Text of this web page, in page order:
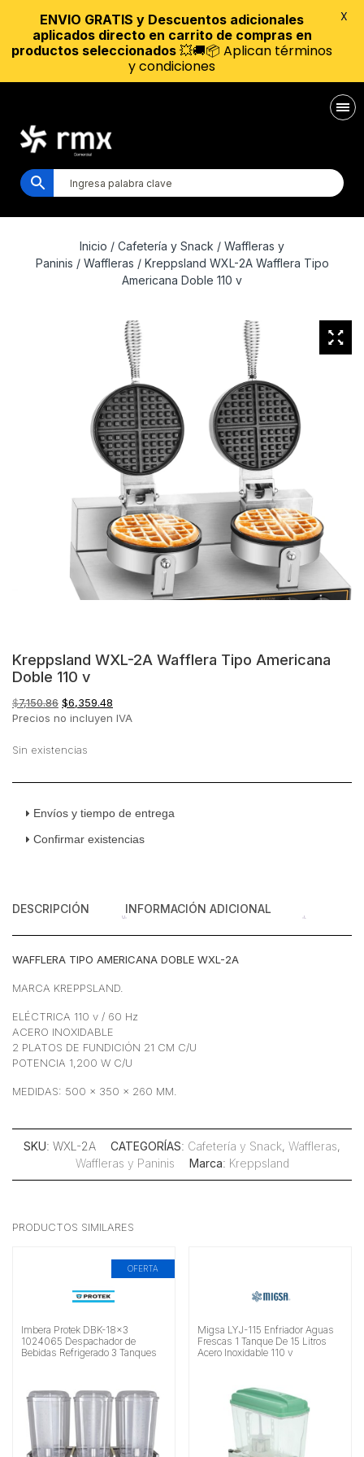
Inicio / Cafetería y Snack / Waffleras y
Paninis / Waffleras / Kreppsland WXL-2A Wafflera Tipo
Americana Doble 110 v
Kreppsland WXL-2A Wafflera Tipo Americana
Doble 110 v
$7,150.86 El
precio
era:
$6,359.48
precio
Precios no incluyen IVA
Sin existencias
Envíos y tiempo de entrega
Confirmar existencias
DESCRIPCIÓN INFORMACIÓN ADICIONAL
WAFFLERA TIPO AMERICANA DOBLE WXL-2A
MARCA KREPPSLAND.
ELÉCTRICA 110 v / 60 Hz
ACERO INOXIDABLE
2 PLATOS DE FUNDICIÓN 21 CM C/U
POTENCIA 1,200 W C/U
MEDIDAS: 500 x 350 x 260 MM.
SKU: WXL-2A CATEGORÍAS: Cafetería y Snack, Waffleras,
Waffleras y Paninis
Marca: Kreppsland
PRODUCTOS SIMILARES
OFERTA
Imbera Protek DBK-18×3
1024065 Despachador de
Bebidas Refrigerado 3 Tanques
Migsa LYJ-115 Enfriador Aguas
Frescas 1 Tanque De 15 Litros
Acero Inoxidable 110 v
ENVIO GRATIS y Descuentos adicionales
aplicados directo en carrito de compras en
productos seleccionados 💥🚚📦 Aplican términos
y condiciones
X